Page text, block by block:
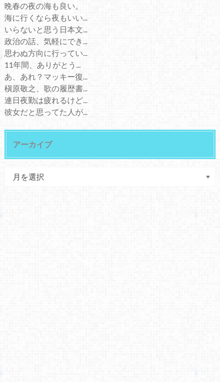
晩春の夜の海も良い。
海に行くなら夜もいい...
いらないと思う日本文...
政治の話、気軽にでき...
思わぬ方向に行ってい...
11年間、ありがとう...
あ、あれ？マッキー復...
槇原敬之、歌の履歴書...
連日夜勤は疲れるけど...
彼女だと思ってた人が...
アーカイブ